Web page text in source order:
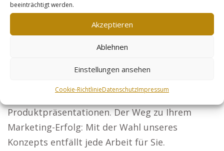
beeinträchtigt werden.
Akzeptieren
Ablehnen
Einstellungen ansehen
Cookie-RichtlinieDatenschutzImpressum
Sie neue Bauherren.
Steuerberater: Machen Sie Ihre steuerliche
Expertise für Unternehmen und Privatpersonen
bekannt. Sicherheitsdienste: Seien Sie die Top-
Adresse für Schutz bei Unternehmen und
Sie Ihre Reichweite durch verbesserte
Produktpräsentationen. Der Weg zu Ihrem
Marketing-Erfolg: Mit der Wahl unseres
Konzepts entfällt jede Arbeit für Sie.